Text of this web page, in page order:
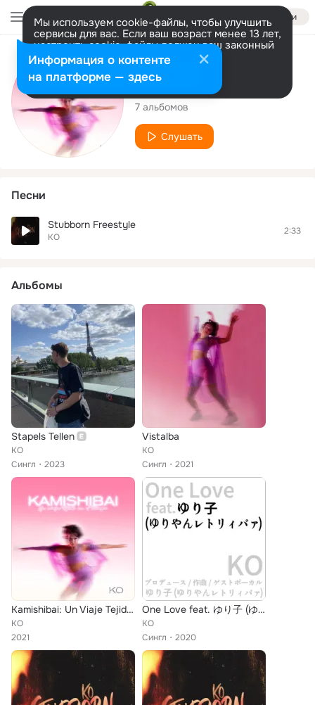
Войти
Мы используем cookie-файлы, чтобы улучшить
сервисы для вас. Если ваш возраст менее 13 лет,
настроить cookie-файлы должен ваш законный
представитель. Больше информации
Разрешить все Настроить
Исполнитель
KO
7 альбомов
Слушать
Песни
Stubborn Freestyle
KO
2:33
Альбомы
Stapels Tellen
KO
Сингл
2023
Vistalba
KO
Сингл
2021
Kamishibai: Un Viaje Tejido en el Tiempo
KO
2021
One Love feat. ゆり子 (ゆりやんレトリィバァ)
KO
Сингл
2020
Информация о контенте
на платформе — здесь